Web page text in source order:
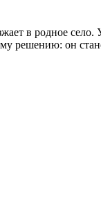
в родное
решению: он